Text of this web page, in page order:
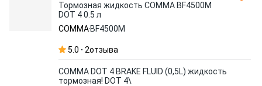
Тормозная жидкость COMMA BF4500M
DOT 4 0.5 л
COMMA BF4500M
5.0 2отзыва
COMMA DOT 4 BRAKE FLUID (0,5L) жидкость
тормозная! DOT 4\